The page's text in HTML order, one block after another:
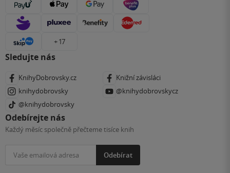
+ 17
Sledujte nás
KnihyDobrovsky.cz
Knižní závisláci
knihydobrovsky
@knihydobrovskycz
@knihydobrovsky
Odebírejte nás
Každý měsíc společně přečteme tisíce knih
Odebírat